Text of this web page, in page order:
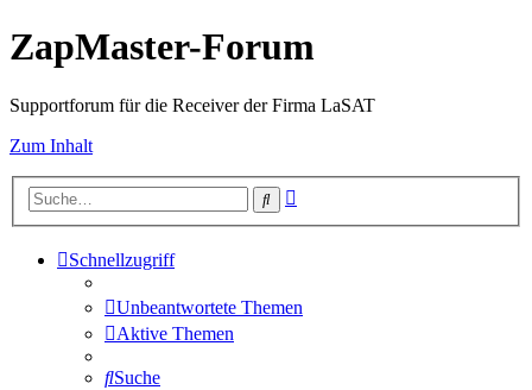
ZapMaster-Forum
Supportforum für die Receiver der Firma LaSAT
Zum Inhalt
Suche
Schnellzugriff
Unbeantwortete Themen
Aktive Themen
Suche